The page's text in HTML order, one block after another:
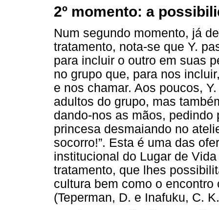
2º momento: a
Num segundo momento, já
tratamento, nota-se que Y.
para incluir o outro em suas
no grupo que, para nos
e nos chamar. Aos poucos,
adultos do grupo, mas
dando-nos as mãos, pedindo
princesa desmaiando no
socorro!”. Esta é uma das
institucional do Lugar de
tratamento, que lhes
cultura bem como o
(Teperman, D. e Inafuku, C.